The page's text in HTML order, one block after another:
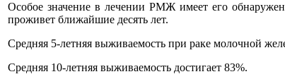
Особое значение в лечении РМЖ имеет его
проживет ближайшие десять лет.
Средняя 5-летняя выживаемость при раке молочной
Средняя 10-летняя выживаемость достигает 83%.